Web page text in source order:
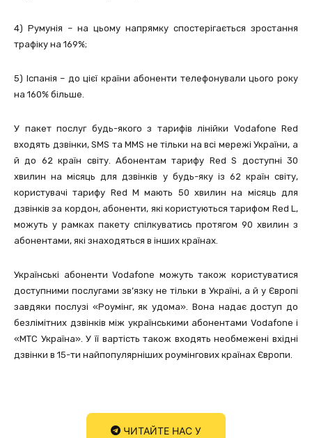
4) Румунія – на цьому напрямку спостерігається зростання
трафіку на 169%;
5) Іспанія – до цієї країни абоненти телефонували цього року
на 160% більше.
У пакет послуг будь-якого з тарифів лінійки Vodafone Red
входять дзвінки, SMS та MMS не тільки на всі мережі України, а
й до 62 країн світу. Абонентам тарифу Red S доступні 30
хвилин на місяць для дзвінків у будь-яку із 62 країн світу,
користувачі тарифу Red M мають 50 хвилин на місяць для
дзвінків за кордон, абоненти, які користуються тарифом Red L,
можуть у рамках пакету спілкуватись протягом 90 хвилин з
абонентами, які знаходяться в інших країнах.
Українські абоненти Vodafone можуть також користуватися
доступними послугами зв’язку не тільки в Україні, а й у Європі
завдяки послузі «Роумінг, як удома». Вона надає доступ до
безлімітних дзвінків між українськими абонентами Vodafone і
«МТС Україна». У її вартість також входять необмежені вхідні
дзвінки в 15-ти найпопулярніших роумінгових країнах Європи.
ЧИТАЙТЕ НАС У